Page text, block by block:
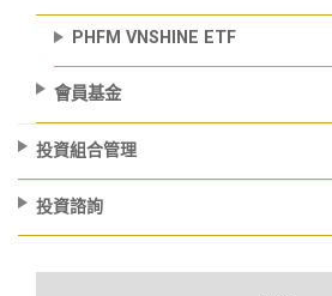
PHFM VNSHINE ETF
會員基金
投資組合管理
投資諮詢